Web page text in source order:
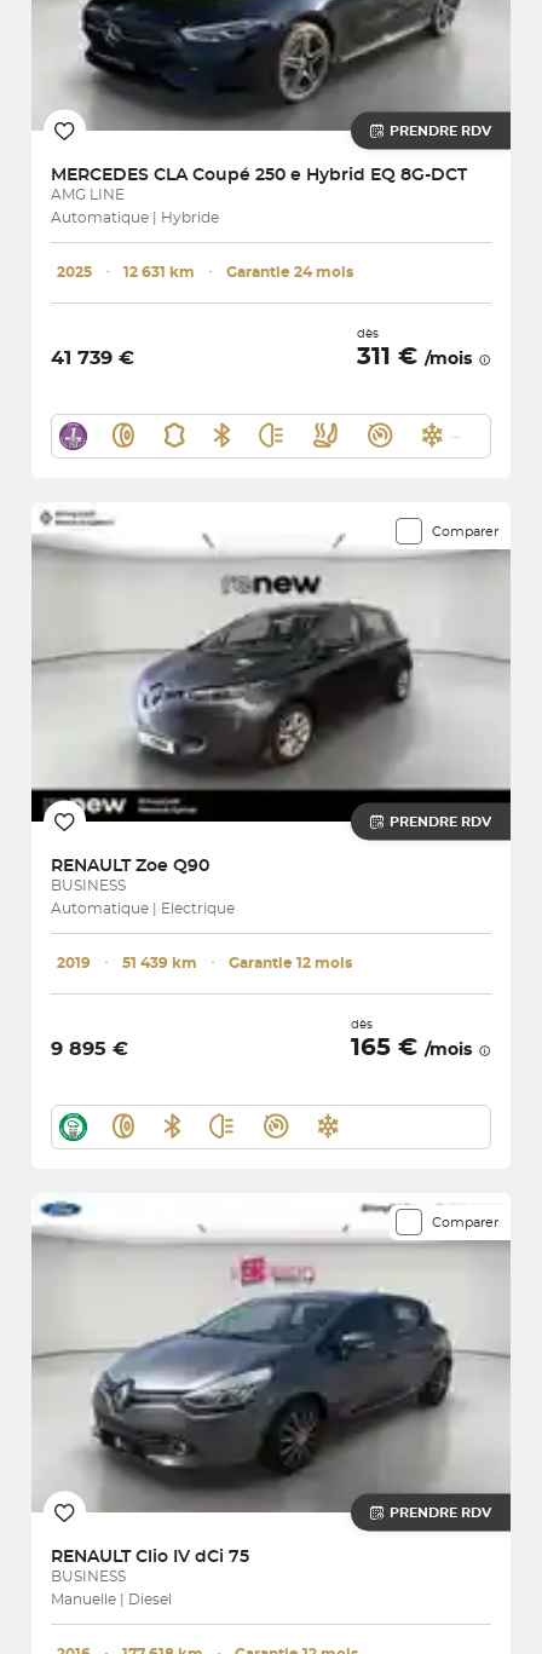
PRENDRE RDV
MERCEDES CLA Coupé 250 e Hybrid EQ 8G-DCT
AMG LINE
Automatique | Hybride
2025 ･ 12 631 km ･ Garantie 24 mois
41 739 €
dès
311 € /mois
Comparer
PRENDRE RDV
RENAULT Zoe Q90
BUSINESS
Automatique | Electrique
2019 ･ 51 439 km ･ Garantie 12 mois
9 895 €
dès
165 € /mois
Comparer
PRENDRE RDV
RENAULT Clio IV dCi 75
BUSINESS
Manuelle | Diesel